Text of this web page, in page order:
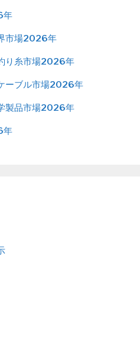
年
市場2026年
り糸市場2026年
ーブル市場2026年
製品市場2026年
年